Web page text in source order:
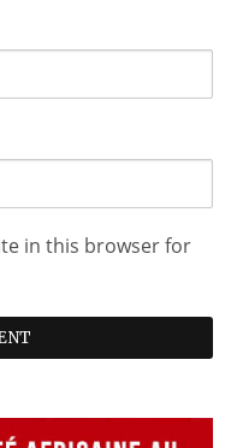
in this browser for